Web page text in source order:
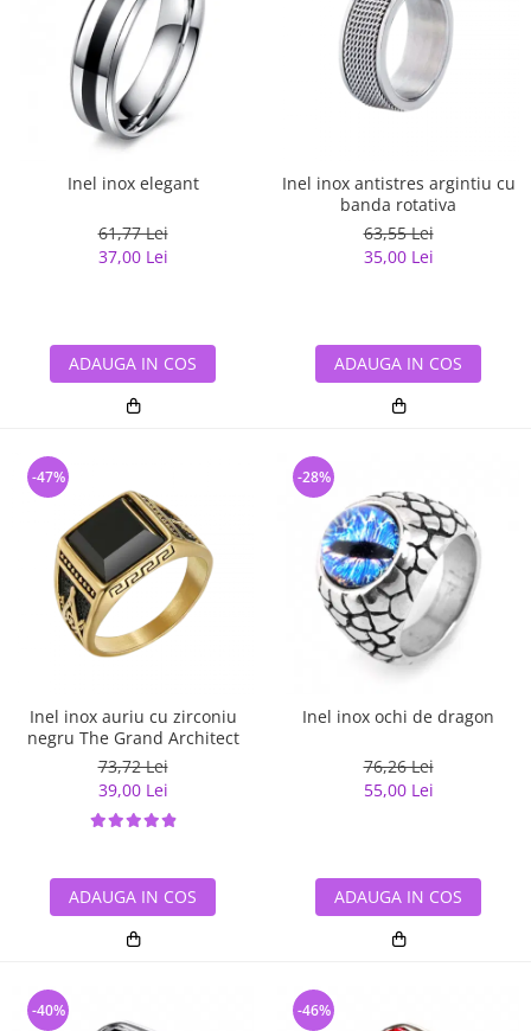
Inel inox elegant
61,77 Lei
37,00 Lei
ADAUGA IN COS
Inel inox antistres argintiu cu
banda rotativa
63,55 Lei
35,00 Lei
ADAUGA IN COS
Inel inox auriu cu zirconiu
negru The Grand Architect
73,72 Lei
39,00 Lei
-47%
ADAUGA IN COS
Inel inox ochi de dragon
76,26 Lei
55,00 Lei
-28%
ADAUGA IN COS
-40% -46%